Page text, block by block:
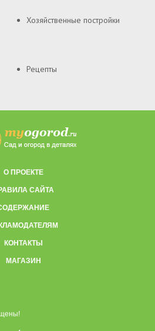
Хозяйственные постройки
Рецепты
О ПРОЕКТЕ
САЙТА
КОНТАКТЫ
МАГАЗИН